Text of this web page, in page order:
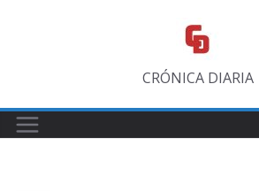
CRÓNICA DIARIA